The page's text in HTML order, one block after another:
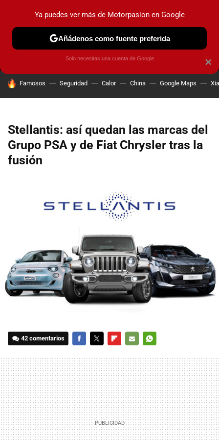
MENÚ NUEVO
COCHES ELÉCTRICOS OBSERVATORIO
HOY SE HABLA DE
Famosos Seguridad Calor China Google Maps
Stellantis: así quedan las marcas del
Grupo PSA y de Fiat Chrysler tras la
fusión
42 comentarios
MAIL
×
Ya puedes ver más de Motorpasion en Google
Añádenos como fuente preferida
Solo necesitas una cuenta de Google